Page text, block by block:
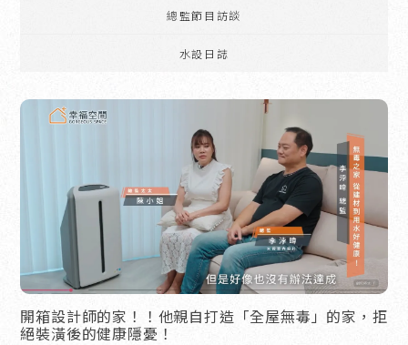
總監節目訪談
水設日誌
開箱設計師的家！！他親自打造「全屋無毒」的家，拒
絕裝潢後的健康隱憂！